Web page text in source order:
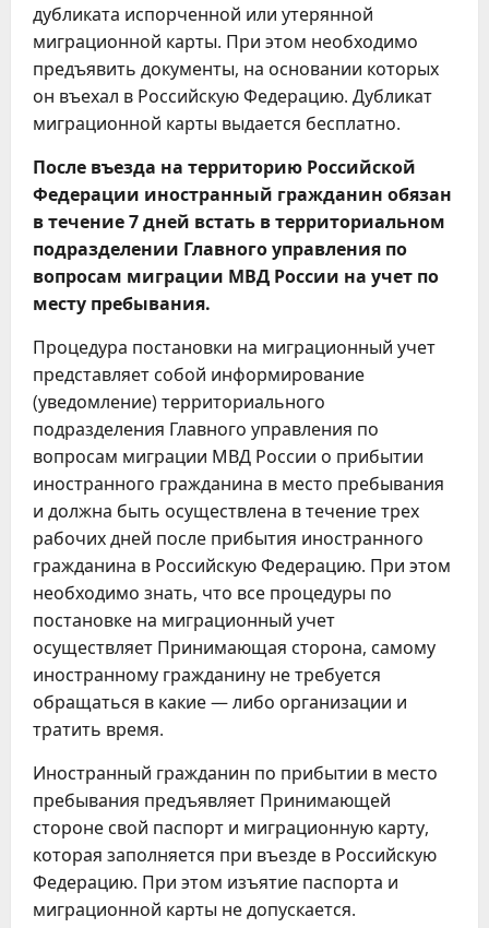
дубликата испорченной или утерянной
миграционной карты. При этом необходимо
предъявить документы, на основании которых
он въехал в Российскую Федерацию. Дубликат
миграционной карты выдается бесплатно.
После въезда на территорию Российской
Федерации иностранный гражданин обязан
в течение 7 дней встать в территориальном
подразделении Главного управления по
вопросам миграции МВД России на учет по
месту пребывания.
Процедура постановки на миграционный учет
представляет собой информирование
(уведомление) территориального
подразделения Главного управления по
вопросам миграции МВД России о прибытии
иностранного гражданина в место пребывания
и должна быть осуществлена в течение трех
рабочих дней после прибытия иностранного
гражданина в Российскую Федерацию. При этом
необходимо знать, что все процедуры по
постановке на миграционный учет
осуществляет Принимающая сторона, самому
иностранному гражданину не требуется
обращаться в какие — либо организации и
тратить время.
Иностранный гражданин по прибытии в место
пребывания предъявляет Принимающей
стороне свой паспорт и миграционную карту,
которая заполняется при въезде в Российскую
Федерацию. При этом изъятие паспорта и
миграционной карты не допускается.